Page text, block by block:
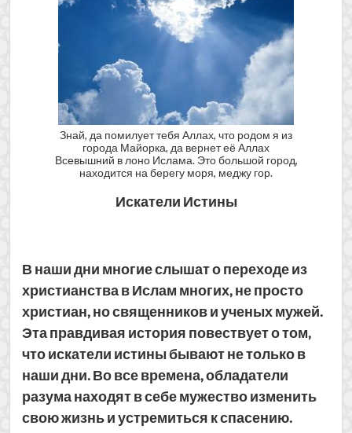
Знай, да помилует тебя Аллах, что родом я из
города Майорка, да вернет её Аллах
Всевышний в лоно Ислама. Это большой город,
находится на берегу моря, меджу гор.
Искатели Истины
В наши дни многие слышат о переходе из
христианства в Ислам многих, не просто
христиан, но священников и ученых мужей.
Эта правдивая история повествует о том,
что искатели истины бывают не только в
наши дни. Во все времена, обладатели
разума находят в себе мужество изменить
свою жизнь и устремиться к спасению.